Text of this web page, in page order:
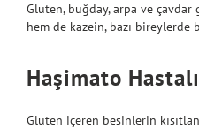
Gluten, buğday, arpa ve
hem de kazein, bazı
Haşimato
Gluten içeren besinlerin